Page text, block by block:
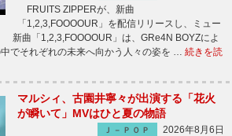
FRUITS ZIPPERが、新曲
「1,2,3,FOOOOUR」を配信リリースし、ミュー
新曲「1,2,3,FOOOOUR」は、GRe4N BOYZによ
でそれぞれの未来へ向かう人々の姿を … 続きを読
マルシィ、古園井寧々が出演する「花火
が瞬いて」MVはひと夏の物語
Ｊ－ＰＯＰ
2026年8月6日